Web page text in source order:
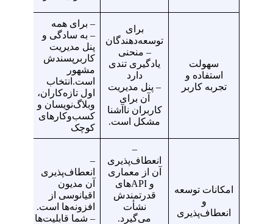
سهولت
استفاده و
تجربه کاربر
برای
توسعه‌دهندگان
– منحنی
یادگیری تندی
دارد
– پنل مدیریت
آن برای
کاربران ناآشنا
مشکل است.
– برای همه
– به سادگی و
پنل مدیریت
کاربرپسندش
مشهور
است.انتخاب
اول تازه‌کاران،
وبلاگ‌نویسان و
کسب‌وکارهای
کوچک
امکانات توسعه
و
انعطاف‌پذیری
–
انعطاف‌پذیری
آن از معماری
و APIهای
قدرتمندش
نشأت
می‌گیرد.
–
انعطاف‌پذیری
آن مدیون
اقیانوسی از
افزونه‌ها است.
– شما قابلیت‌ها